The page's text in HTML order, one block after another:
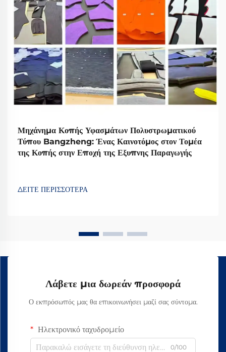
Μηχάνημα Κοπής Υφασμάτων Πολυστρωματικού
Τύπου Bangzheng: Ένας Καινοτόμος στον Τομέα
της Κοπής στην Εποχή της Εξυπνης Παραγωγής
ΔΕΙΤΕ ΠΕΡΙΣΣΟΤΕΡΑ
Λάβετε μια δωρεάν προσφορά
Ο εκπρόσωπός μας θα επικοινωνήσει μαζί σας σύντομα.
Ηλεκτρονικό ταχυδρομείο
0/100